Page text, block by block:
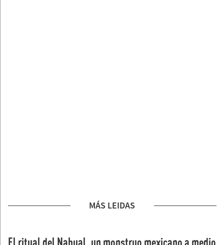
MÁS LEIDAS
El ritual del Nahual, un monstruo mexicano a medio